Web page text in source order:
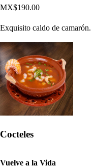
MX$190.00
Exquisito caldo de camarón.
Cocteles
Vuelve a la Vida